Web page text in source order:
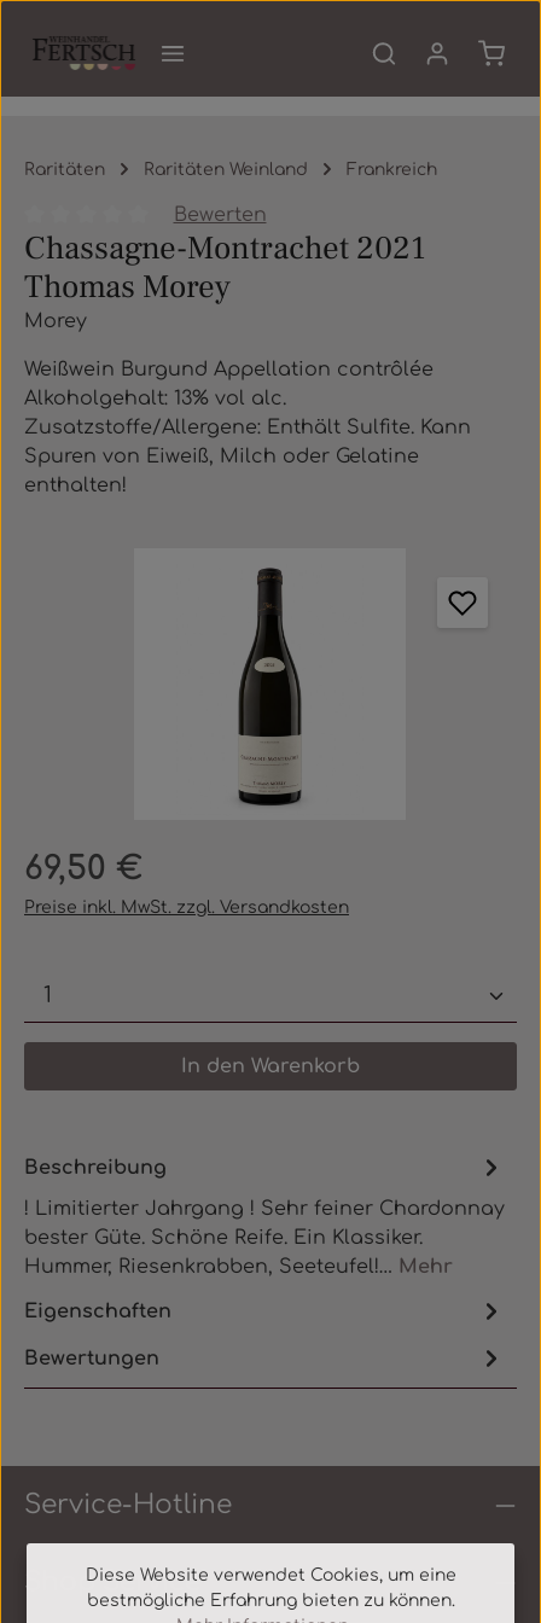
Raritäten Raritäten Weinland Frankreich
Durchschnittliche Bewertung von 0 von 5 Sternen
Bewerten
Chassagne-Montrachet 2021
Thomas Morey
Morey
Weißwein Burgund Appellation contrôlée
Alkoholgehalt: 13% vol alc.
Zusatzstoffe/Allergene: Enthält Sulfite. Kann
Spuren von Eiweiß, Milch oder Gelatine
enthalten!
Regulärer Preis:
69,50 €
Preise inkl. MwSt. zzgl. Versandkosten
Produkt Anzahl: Gib den
In den Warenkorb
Beschreibung
! Limitierter Jahrgang ! Sehr feiner Chardonnay
bester Güte. Schöne Reife. Ein Klassiker.
Hummer, Riesenkrabben, Seeteufel!… Mehr
Eigenschaften
Bewertungen
Service-Hotline
Shop Service
Diese Website verwendet Cookies, um eine
bestmögliche Erfahrung bieten zu können.